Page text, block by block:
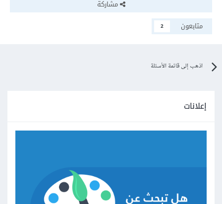
مشاركة
متابعون
2
اذهب إلى قائمة الأسئلة
إعلانات